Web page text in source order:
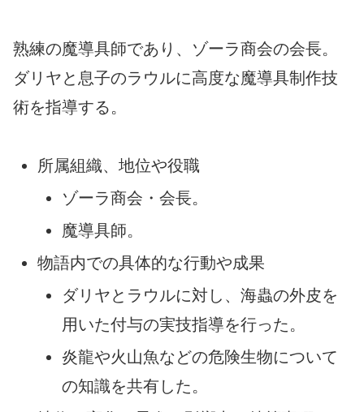
熟練の魔導具師であり、ゾーラ商会の会長。
ダリヤと息子のラウルに高度な魔導具制作技
術を指導する。
所属組織、地位や役職
ゾーラ商会・会長。
魔導具師。
物語内での具体的な行動や成果
ダリヤとラウルに対し、海蟲の外皮を
用いた付与の実技指導を行った。
炎龍や火山魚などの危険生物について
の知識を共有した。